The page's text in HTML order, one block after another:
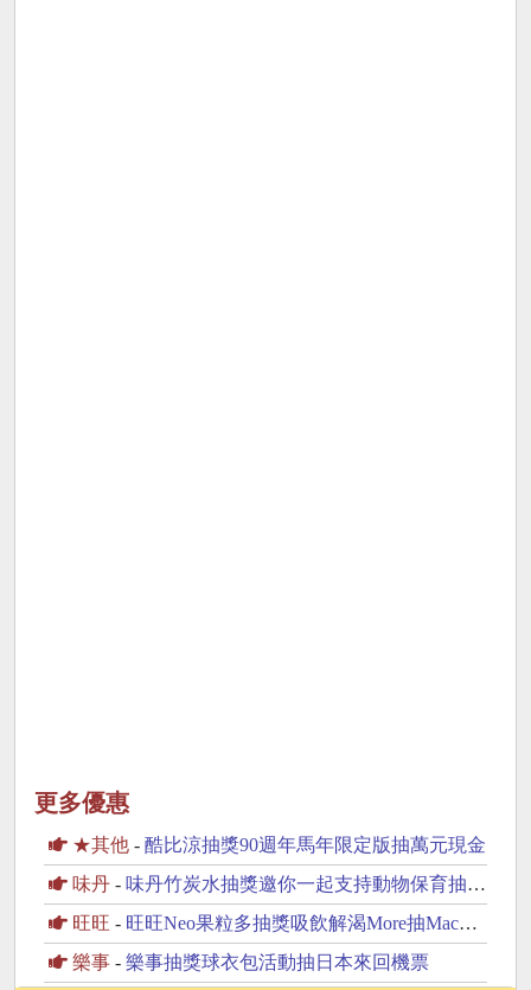
更多優惠
★其他 - 酷比涼抽獎90週年馬年限定版抽萬元現金
味丹 - 味丹竹炭水抽獎邀你一起支持動物保育抽2萬元旅遊金
旺旺 - 旺旺Neo果粒多抽獎吸飲解渴More抽MacBook Neo
樂事 - 樂事抽獎球衣包活動抽日本來回機票